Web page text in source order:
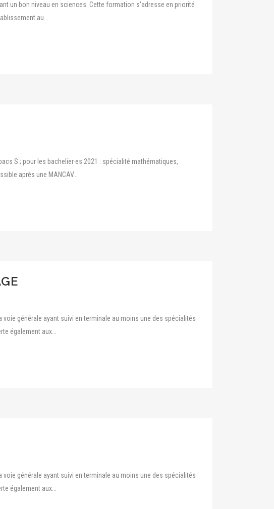
un bon niveau en sciences. Cette formation s'adresse en priorité
au...
S ; pour les bachelier·es 2021 : spécialité mathématiques,
après une MANCAV...
générale ayant suivi en terminale au moins une des spécialités
également aux...
générale ayant suivi en terminale au moins une des spécialités
également aux...